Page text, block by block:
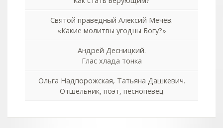
Святой праведный Алексий Мечёв.
«Какие молитвы угодны Богу?»
Андрей Десницкий.
Глас хлада тонка
Ольга Надпорожская, Татьяна Дашкевич.
Отшельник, поэт, песнопевец